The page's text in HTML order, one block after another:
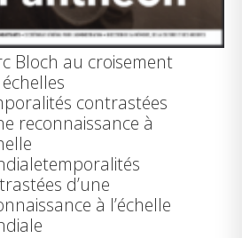
Bloch au croisement
contrastées
reconnaissance à
d’une
à l’échelle